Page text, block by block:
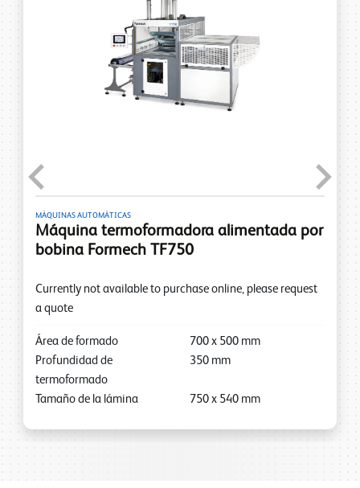
MÁQUINAS AUTOMÁTICAS
Máquina termoformadora alimentada por
bobina Formech TF750
Currently not available to purchase online, please request
a quote
Área de formado 700 x 500 mm
Profundidad de
termoformado
350 mm
Tamaño de la lámina 750 x 540 mm
Previous Next